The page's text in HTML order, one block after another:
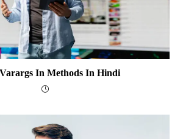
In Methods In Hindi